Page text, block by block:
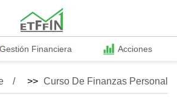
Gestión Financiera Acciones
>> Curso De Finanzas